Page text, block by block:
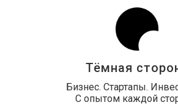
Тёмная
Бизнес. Стартапы.
С опытом каждой